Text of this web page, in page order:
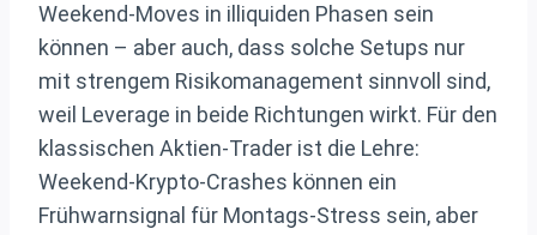
Weekend‑Moves in illiquiden Phasen sein
können – aber auch, dass solche Setups nur
mit strengem Risikomanagement sinnvoll sind,
weil Leverage in beide Richtungen wirkt. Für den
klassischen Aktien‑Trader ist die Lehre:
Weekend‑Krypto‑Crashes können ein
Frühwarnsignal für Montags‑Stress sein, aber